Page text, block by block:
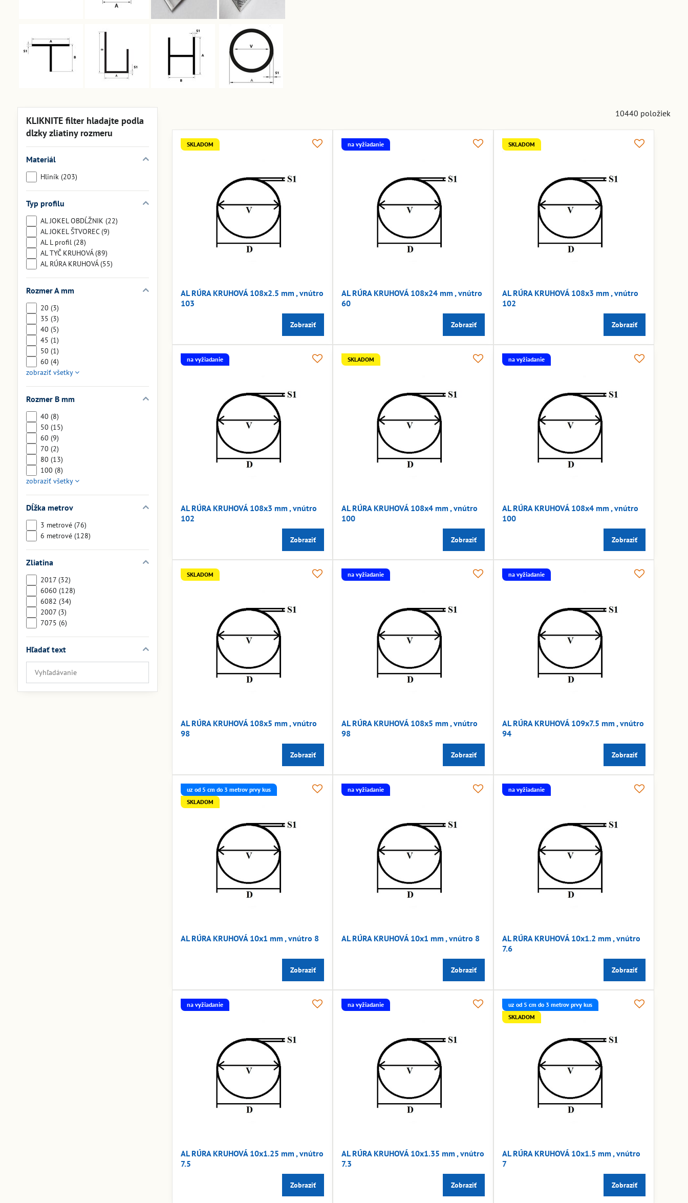
10440 položiek
SKLADOM
AL RÚRA KRUHOVÁ 108x2.5 mm , vnútro
103
Zobraziť
na vyžiadanie
AL RÚRA KRUHOVÁ 108x24 mm , vnútro
60
Zobraziť
SKLADOM
AL RÚRA KRUHOVÁ 108x3 mm , vnútro
102
Zobraziť
na vyžiadanie
AL RÚRA KRUHOVÁ 108x3 mm , vnútro
102
Zobraziť
SKLADOM
AL RÚRA KRUHOVÁ 108x4 mm , vnútro
100
Zobraziť
na vyžiadanie
AL RÚRA KRUHOVÁ 108x4 mm , vnútro
100
Zobraziť
SKLADOM
AL RÚRA KRUHOVÁ 108x5 mm , vnútro
98
Zobraziť
na vyžiadanie
AL RÚRA KRUHOVÁ 108x5 mm , vnútro
98
Zobraziť
na vyžiadanie
AL RÚRA KRUHOVÁ 109x7.5 mm , vnútro
94
Zobraziť
uz od 5 cm do 3 metrov prvy kus
SKLADOM
AL RÚRA KRUHOVÁ 10x1 mm , vnútro 8
Zobraziť
na vyžiadanie
AL RÚRA KRUHOVÁ 10x1 mm , vnútro 8
Zobraziť
na vyžiadanie
AL RÚRA KRUHOVÁ 10x1.2 mm , vnútro
7.6
Zobraziť
na vyžiadanie
AL RÚRA KRUHOVÁ 10x1.25 mm , vnútro
7.5
Zobraziť
na vyžiadanie
AL RÚRA KRUHOVÁ 10x1.35 mm , vnútro
7.3
Zobraziť
uz od 5 cm do 3 metrov prvy kus
SKLADOM
AL RÚRA KRUHOVÁ 10x1.5 mm , vnútro
7
Zobraziť
KLIKNITE filter hladajte podla
dlzky zliatiny rozmeru
Materiál
Hliník (203)
Typ profilu
AL JOKEL OBDĹŽNIK (22)
AL JOKEL ŠTVOREC (9)
AL L profil (28)
AL TYČ KRUHOVÁ (89)
AL RÚRA KRUHOVÁ (55)
Rozmer A mm
20 (3)
35 (3)
40 (5)
45 (1)
50 (1)
60 (4)
zobraziť všetky
Rozmer B mm
40 (8)
50 (15)
60 (9)
70 (2)
80 (13)
100 (8)
zobraziť všetky
Dĺžka metrov
3 metrové (76)
6 metrové (128)
Zliatina
2017 (32)
6060 (128)
6082 (34)
2007 (3)
7075 (6)
Hľadať text
Prehľadať
výsledky
filtra